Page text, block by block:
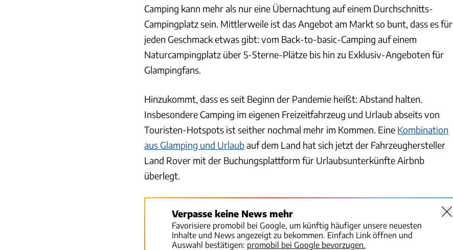
Camping kann mehr als nur eine Übernachtung auf einem Durchschnitts-
Campingplatz sein. Mittlerweile ist das Angebot am Markt so bunt, dass es für
jeden Geschmack etwas gibt: vom Back-to-basic-Camping auf einem
Naturcampingplatz über 5-Sterne-Plätze bis hin zu Exklusiv-Angeboten für
Glampingfans.
Hinzukommt, dass es seit Beginn der Pandemie heißt: Abstand halten.
Insbesondere Camping im eigenen Freizeitfahrzeug und Urlaub abseits von
Touristen-Hotspots ist seither nochmal mehr im Kommen. Eine Kombination
aus Glamping und Urlaubauf dem Land hat sich jetzt der Fahrzeughersteller
Land Rover mit der Buchungsplattform für Urlaubsunterkünfte Airbnb
überlegt.
Verpasse keine News mehr
Favorisiere promobil bei Google, um künftig häufiger unsere neuesten
Inhalte und News angezeigt zu bekommen. Einfach Link öffnen und
Auswahl bestätigen: promobil bei Google bevorzugen.